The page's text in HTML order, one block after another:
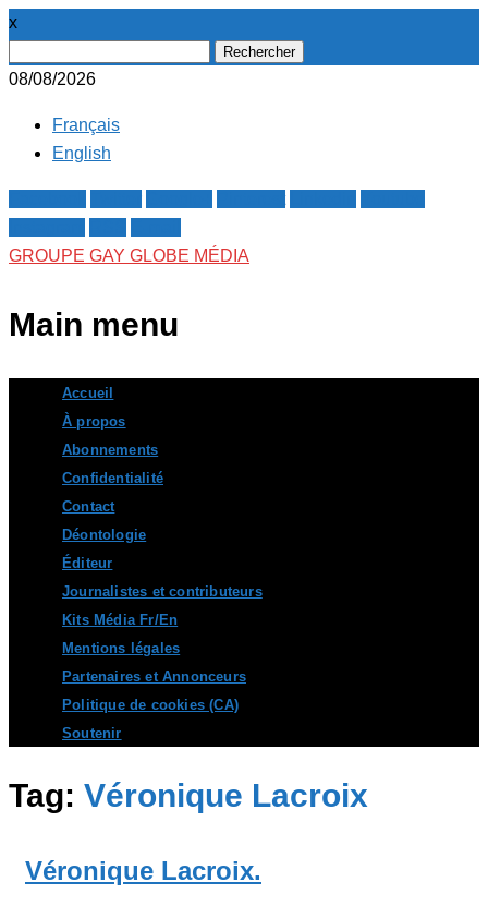
x
08/08/2026
Français
English
GROUPE GAY GLOBE MÉDIA
Main menu
content
Accueil
À propos
Abonnements
Confidentialité
Contact
Déontologie
Éditeur
Journalistes et contributeurs
Kits Média Fr/En
Mentions légales
Partenaires et Annonceurs
Politique de cookies (CA)
Soutenir
Tag: Véronique Lacroix
Véronique Lacroix.